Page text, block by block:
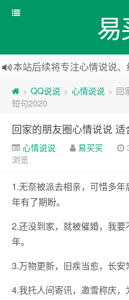
易
本站改版，下架友情链接
> QQ说说 > 心情说说 > 回
短句2020
回家的朋友圈心情说说
心情说说 易买买
浏览
1.无奈被派去相亲，可惜多
年有了期盼。
2.还没到家，就被催婚，我
年。
3.万物更新，旧疾当愈，长安
4.我托人间寄讯，邀雪称庆